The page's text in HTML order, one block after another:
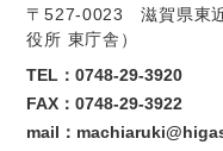
〒527-0023 滋賀県東
役所 東庁舎）
TEL：0748-29-3920
FAX：0748-29-3922
mail：